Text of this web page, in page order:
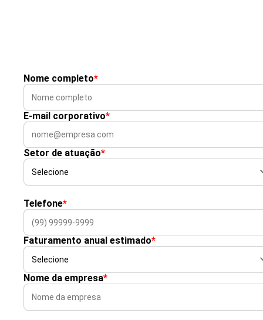
Nome completo*
E-mail corporativo*
Setor de atuação*
Telefone*
Faturamento anual estimado*
Nome da empresa*